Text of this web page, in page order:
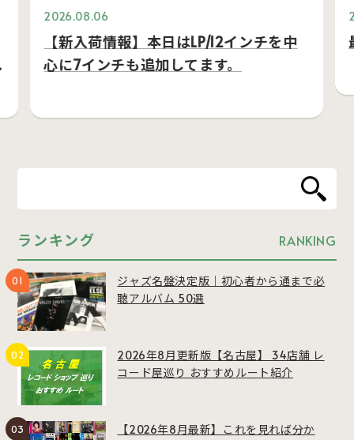
2026.08.06
【新入荷情報】本日はLP/12インチを中
心に7インチも追加してます。
ランキング RANKING
ジャズ名盤決定版｜初心者から通まで必
聴アルバム 50選
2026年8月更新版【名古屋】 34店舗 レ
コード屋巡り おすすめルート紹介
【2026年8月最新】これを見れば分か